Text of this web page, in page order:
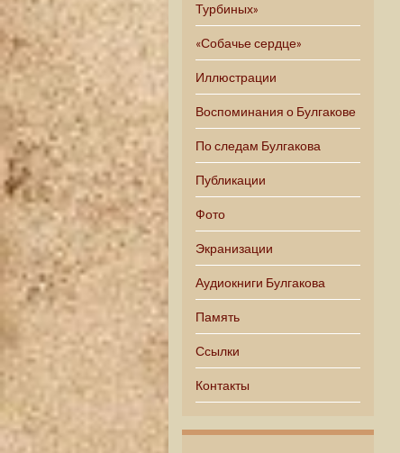
Турбиных»
«Собачье сердце»
Иллюстрации
Воспоминания о Булгакове
По следам Булгакова
Публикации
Фото
Экранизации
Аудиокниги Булгакова
Память
Ссылки
Контакты